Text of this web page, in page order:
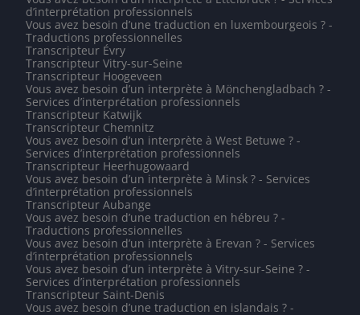
d’interprétation professionnels
Vous avez besoin d’une traduction en luxembourgeois ? -
Traductions professionnelles
Transcripteur Évry
Transcripteur Vitry-sur-Seine
Transcripteur Hoogeveen
Vous avez besoin d’un interprète à Mönchengladbach ? -
Services d’interprétation professionnels
Transcripteur Katwijk
Transcripteur Chemnitz
Vous avez besoin d’un interprète à West Betuwe ? -
Services d’interprétation professionnels
Transcripteur Heerhugowaard
Vous avez besoin d’un interprète à Minsk ? - Services
d’interprétation professionnels
Transcripteur Aubange
Vous avez besoin d’une traduction en hébreu ? -
Traductions professionnelles
Vous avez besoin d’un interprète à Erevan ? - Services
d’interprétation professionnels
Vous avez besoin d’un interprète à Vitry-sur-Seine ? -
Services d’interprétation professionnels
Transcripteur Saint-Denis
Vous avez besoin d’une traduction en islandais ? -